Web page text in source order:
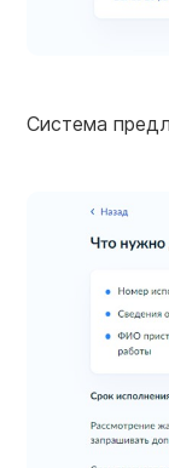
Система